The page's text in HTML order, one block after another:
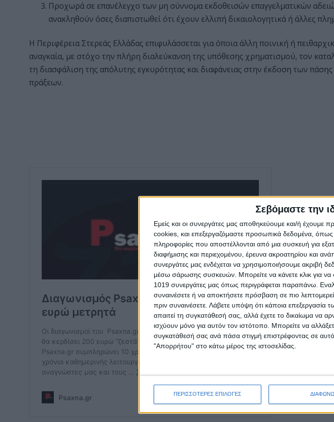
Σεβόμαστε την
Εμείς και οι συνεργάτες μας αποθηκεύουμε και/ή
cookies, και επεξεργαζόμαστε προσωπικά δεδομένα, όπως
πληροφορίες που αποστέλλονται από μια συσκευή για
διαφήμισης και περιεχομένου, έρευνα ακροατηρίου και
συνεργάτες μας ενδέχεται να χρησιμοποιήσουμε ακριβή
μέσω σάρωσης συσκευών. Μπορείτε να κάνετε κλικ για να
1019 συνεργάτες μας όπως περιγράφεται παραπάνω.
συναινέσετε ή να αποκτήσετε πρόσβαση σε πιο
πριν συναινέσετε. Λάβετε υπόψη ότι κάποια επεξεργασία
απαιτεί τη συγκατάθεσή σας, αλλά έχετε το δικαίωμα να
ισχύουν μόνο για αυτόν τον ιστότοπο. Μπορείτε να
συγκατάθεσή σας ανά πάσα στιγμή επιστρέφοντας σε
"Απορρήτου" στο κάτω μέρος της ιστοσελίδας.
ΠΕΡΙΣΣΟΤΕΡΕΣ ΕΠΙΛΟΓΕΣ ΔΙΑΦΩΝΩ
Προχωρά σε επανέλεγχο των μη σύννομα εκδοθεισών επαγγελματικών
ανακληθούν όσες διαπιστωθεί ότι έχουν ελλιπή δικαιολογητικά ή άλλες
Η Περιφέρεια Στερεάς Ελλάδας επιφυλάσσεται για όποια άλλη ποινική ή
αναγκαία, με στόχο την πλήρη διαλεύκανση της υπόθεσης χρηματισμού, τον
τη διασφάλιση της απόλυτης εγκυρότητας και διαφάνειας στην έκδοση των
πράξεων.